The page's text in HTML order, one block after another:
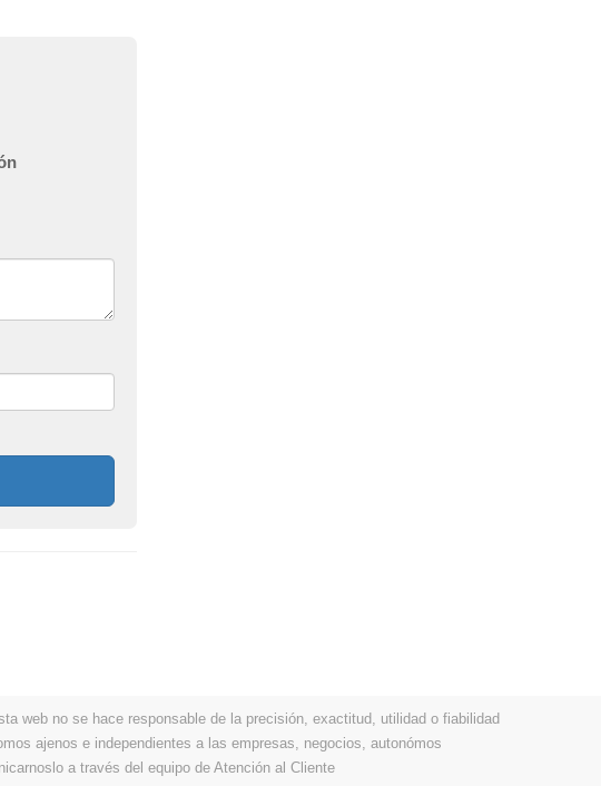
web no se hace responsable de la precisión, exactitud, utilidad o fiabilidad
ajenos e independientes a las empresas, negocios, autonómos
a través del equipo de Atención al Cliente